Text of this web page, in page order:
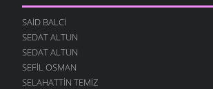
SAID BALCI
SEDAT ALTUN
SEDAT ALTUN
SEFIL OSMAN
SELAHATTIN TEMIZ